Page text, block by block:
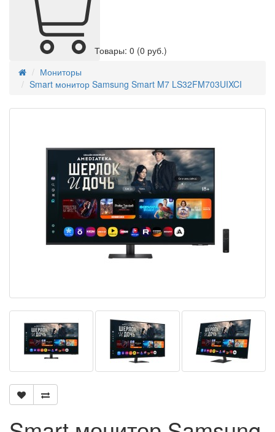
Товары: 0 (0 руб.)
Мониторы
Smart монитор Samsung Smart M7 LS32FM703UIXCI